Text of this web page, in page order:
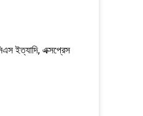
ইত্যাদি, এক্সপ্রেস